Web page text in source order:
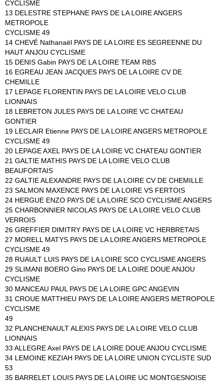
CYCLISME
13 DELESTRE STEPHANE PAYS DE LA LOIRE ANGERS
METROPOLE
CYCLISME 49
14 CHEVÉ Nathanaël PAYS DE LA LOIRE ES SEGREENNE DU
HAUT ANJOU CYCLISME
15 DENIS Gabin PAYS DE LA LOIRE TEAM RBS
16 EGREAU JEAN JACQUES PAYS DE LA LOIRE CV DE
CHEMILLE
17 LEPAGE FLORENTIN PAYS DE LA LOIRE VELO CLUB
LIONNAIS
18 LEBRETON JULES PAYS DE LA LOIRE VC CHATEAU
GONTIER
19 LECLAIR Etienne PAYS DE LA LOIRE ANGERS METROPOLE
CYCLISME 49
20 LEPAGE AXEL PAYS DE LA LOIRE VC CHATEAU GONTIER
21 GALTIE MATHIS PAYS DE LA LOIRE VELO CLUB
BEAUFORTAIS
22 GALTIE ALEXANDRE PAYS DE LA LOIRE CV DE CHEMILLE
23 SALMON MAXENCE PAYS DE LA LOIRE VS FERTOIS
24 HERGUE ENZO PAYS DE LA LOIRE SCO CYCLISME ANGERS
25 CHARBONNIER NICOLAS PAYS DE LA LOIRE VELO CLUB
VERROIS
26 GREFFIER DIMITRY PAYS DE LA LOIRE VC HERBRETAIS
27 MORELL MATYS PAYS DE LA LOIRE ANGERS METROPOLE
CYCLISME 49
28 RUAULT LUIS PAYS DE LA LOIRE SCO CYCLISME ANGERS
29 SLIMANI BOERO Gino PAYS DE LA LOIRE DOUE ANJOU
CYCLISME
30 MANCEAU PAUL PAYS DE LA LOIRE GPC ANGEVIN
31 CROUE MATTHIEU PAYS DE LA LOIRE ANGERS METROPOLE
CYCLISME
49
32 PLANCHENAULT ALEXIS PAYS DE LA LOIRE VELO CLUB
LIONNAIS
33 ALLEGRE Axel PAYS DE LA LOIRE DOUE ANJOU CYCLISME
34 LEMOINE KEZIAH PAYS DE LA LOIRE UNION CYCLISTE SUD
53
35 BARRELET LOUIS PAYS DE LA LOIRE UC MONTGESNOISE